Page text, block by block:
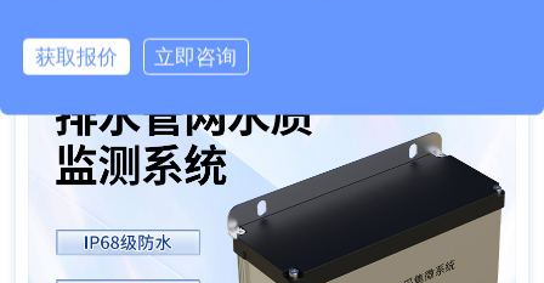
获取报价 立即咨询